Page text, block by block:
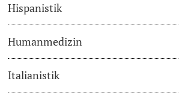
Berufseinstieg & Laufbahnberatung
Soziales & Gesundheit
Hispanistik
Humanmedizin
Italianistik